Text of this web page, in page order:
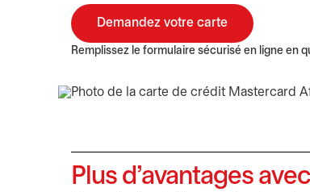
Demandez votre cartes’ouvre dans un nouvel
Remplissez le formulaire sécurisé en ligne en
Plus d’avantages